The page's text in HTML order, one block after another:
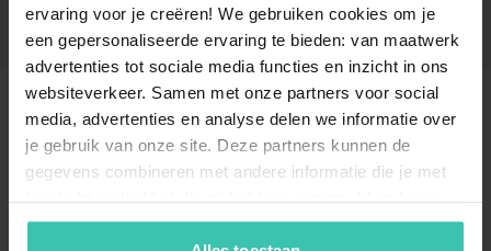
ervaring voor je creëren! We gebruiken cookies om je
een gepersonaliseerde ervaring te bieden: van maatwerk
advertenties tot sociale media functies en inzicht in ons
websiteverkeer. Samen met onze partners voor social
media, advertenties en analyse delen we informatie over
je gebruik van onze site. Deze partners kunnen de
gegevens combineren met andere informatie die je met
hen hebt gedeeld of die zij hebben verzameld op basis
van je gebruik van hun diensten. Zo zorgen we ervoor dat
Häufig gestellte Fragen
Welche Arten von Unterkünften kann ich auf
der Turracher Höhe mieten?